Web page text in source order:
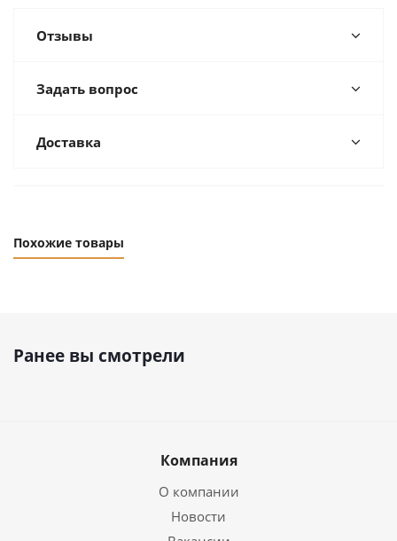
Отзывы
Задать вопрос
Доставка
Похожие товары
Ранее вы смотрели
Компания
О компании
Новости